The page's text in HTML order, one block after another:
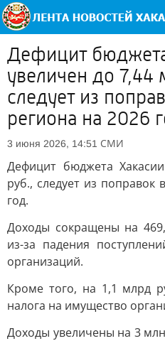
Дефицит
увеличен до 7,44
следует из
региона на 2026
3 июня 2026, 14:51 СМИ
Дефицит бюджета Хакасии
руб., следует из
год.
Доходы сокращены на
из-за падения
организаций.
Кроме того, на 1,1 млрд
налога на имущество
Доходы увеличены на 3